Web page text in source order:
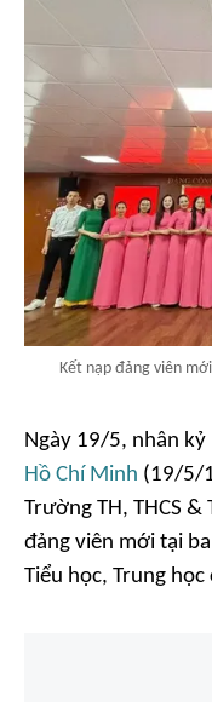
Kết nạp đảng viên
Ngày 19/5, nhân kỷ
Hồ Chí Minh (19/5/
Trường TH, THCS &
đảng viên mới tại
Tiểu học, Trung